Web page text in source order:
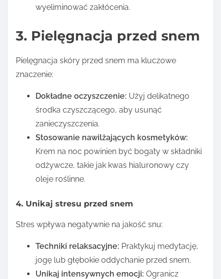
wyeliminować zakłócenia.
3. Pielęgnacja przed snem
Pielęgnacja skóry przed snem ma kluczowe
znaczenie:
Dokładne oczyszczenie: Użyj delikatnego
środka czyszczącego, aby usunąć
zanieczyszczenia.
Stosowanie nawilżających kosmetyków:
Krem na noc powinien być bogaty w składniki
odżywcze, takie jak kwas hialuronowy czy
oleje roślinne.
4. Unikaj stresu przed snem
Stres wpływa negatywnie na jakość snu:
Techniki relaksacyjne: Praktykuj medytację,
jogę lub głębokie oddychanie przed snem.
Unikaj intensywnych emocji: Ogranicz